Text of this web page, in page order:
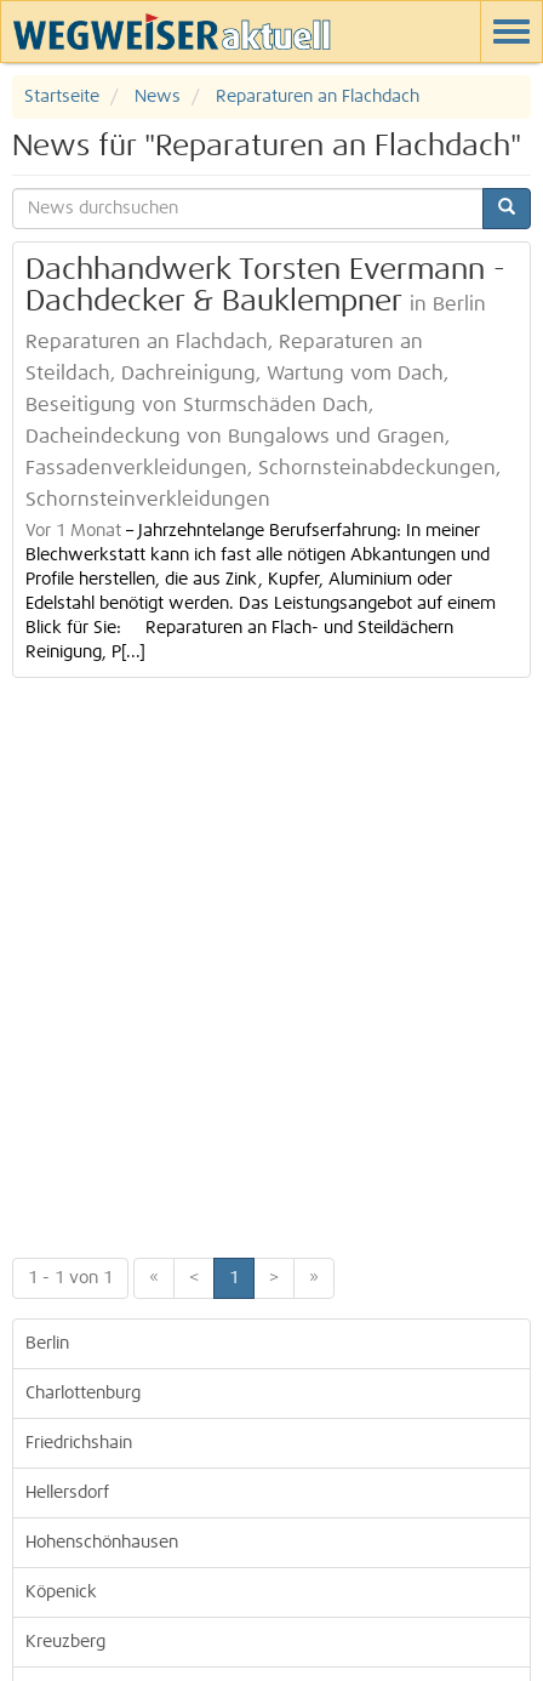
Startseite News Reparaturen an Flachdach
News für "Reparaturen an Flachdach"
Dachhandwerk Torsten Evermann -
Dachdecker & Bauklempner in Berlin
Reparaturen an Flachdach, Reparaturen an
Steildach, Dachreinigung, Wartung vom Dach,
Beseitigung von Sturmschäden Dach,
Dacheindeckung von Bungalows und Gragen,
Fassadenverkleidungen, Schornsteinabdeckungen,
Schornsteinverkleidungen
Vor 1 Monat – Jahrzehntelange Berufserfahrung: In meiner
Blechwerkstatt kann ich fast alle nötigen Abkantungen und
Profile herstellen, die aus Zink, Kupfer, Aluminium oder
Edelstahl benötigt werden. Das Leistungsangebot auf einem
Blick für Sie: Reparaturen an Flach- und Steildächern
Reinigung, P[...]
1 - 1 von 1 « < 1 > »
Berlin
Charlottenburg
Friedrichshain
Hellersdorf
Hohenschönhausen
Köpenick
Kreuzberg